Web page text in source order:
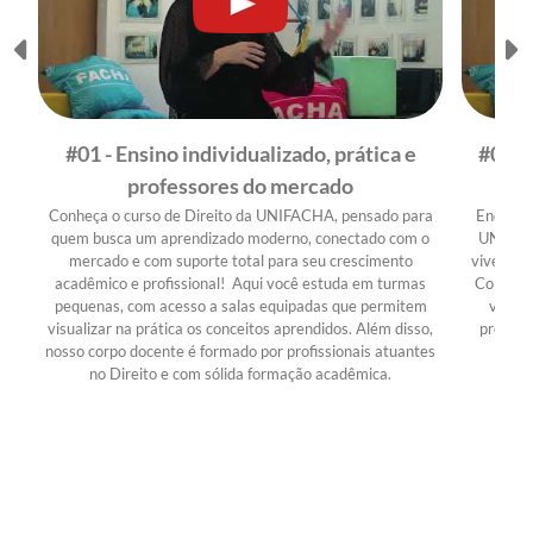
#01 - Ensino individualizado, prática e
professores do mercado
Conheça o curso de Direito da UNIFACHA, pensado para
quem busca um aprendizado moderno, conectado com o
mercado e com suporte total para seu crescimento
acadêmico e profissional! Aqui você estuda em turmas
pequenas, com acesso a salas equipadas que permitem
visualizar na prática os conceitos aprendidos. Além disso,
nosso corpo docente é formado por profissionais atuantes
no Direito e com sólida formação acadêmica.
#02 -
viver
Com